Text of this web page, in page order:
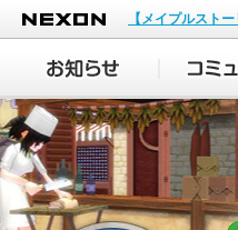
NEXON
【メイプルスト